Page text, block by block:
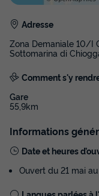
Adresse
Zona Demaniale 10/I
Sottomarina di
Comment s'y
Gare
55,9km
Informations
Date et heures
Ouvert du 21 mai